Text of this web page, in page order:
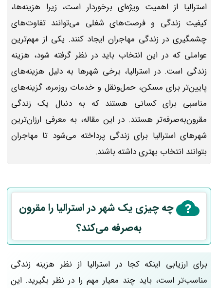
استرالیا از اهمیت ویژه‌ای برخوردار است، زیرا هزینه‌ها،
کیفیت زندگی و فرصت‌های شغلی می‌توانند تفاوت‌های
چشمگیری در زندگی مهاجران ایجاد کنند. یکی از مهم‌ترین
عواملی که در این انتخاب باید در نظر گرفته شود، هزینه
زندگی است. در استرالیا، برخی شهرها به دلیل هزینه‌های
پایین‌تر برای مسکن، حمل‌ونقل و خدمات روزمره، گزینه‌های
مناسبی برای کسانی هستند که به دنبال یک زندگی
مقرون‌به‌صرفه‌تر هستند. در این مقاله، به معرفی ارزان‌ترین
شهرهای استرالیا برای زندگی پرداخته می‌شود تا مهاجران
بتوانند انتخاب بهتری داشته باشند.
چه چیزی یک شهر در استرالیا را مقرون
به‌صرفه می‌کند؟
برای ارزیابی اینکه کجا در استرالیا از نظر هزینه زندگی
مناسب‌تر است، باید چند معیار مهم را در نظر بگیرید. این